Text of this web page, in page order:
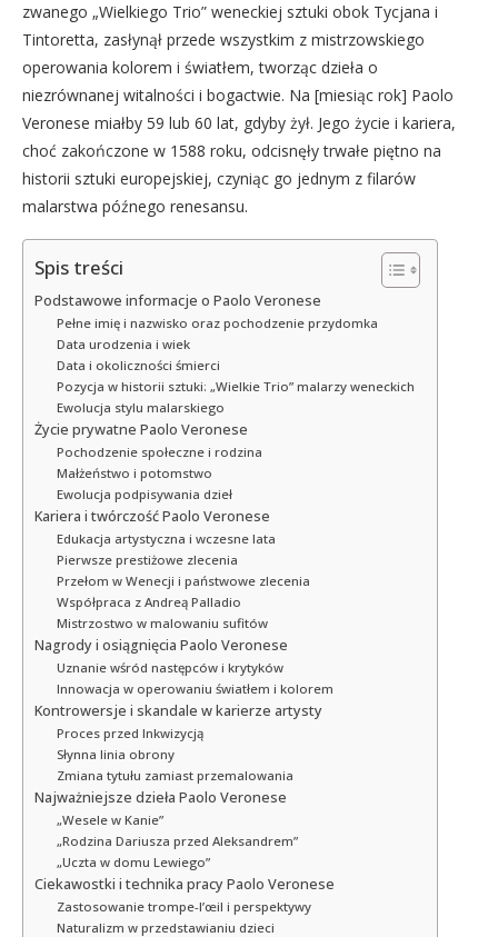
zwanego „Wielkiego Trio” weneckiej sztuki obok Tycjana i
Tintoretta, zasłynął przede wszystkim z mistrzowskiego
operowania kolorem i światłem, tworząc dzieła o
niezrównanej witalności i bogactwie. Na [miesiąc rok] Paolo
Veronese miałby 59 lub 60 lat, gdyby żył. Jego życie i kariera,
choć zakończone w 1588 roku, odcisnęły trwałe piętno na
historii sztuki europejskiej, czyniąc go jednym z filarów
malarstwa późnego renesansu.
Spis treści
Podstawowe informacje o Paolo Veronese
Pełne imię i nazwisko oraz pochodzenie przydomka
Data urodzenia i wiek
Data i okoliczności śmierci
Pozycja w historii sztuki: „Wielkie Trio” malarzy weneckich
Ewolucja stylu malarskiego
Życie prywatne Paolo Veronese
Pochodzenie społeczne i rodzina
Małżeństwo i potomstwo
Ewolucja podpisywania dzieł
Kariera i twórczość Paolo Veronese
Edukacja artystyczna i wczesne lata
Pierwsze prestiżowe zlecenia
Przełom w Wenecji i państwowe zlecenia
Współpraca z Andreą Palladio
Mistrzostwo w malowaniu sufitów
Nagrody i osiągnięcia Paolo Veronese
Uznanie wśród następców i krytyków
Innowacja w operowaniu światłem i kolorem
Kontrowersje i skandale w karierze artysty
Proces przed Inkwizycją
Słynna linia obrony
Zmiana tytułu zamiast przemalowania
Najważniejsze dzieła Paolo Veronese
„Wesele w Kanie”
„Rodzina Dariusza przed Aleksandrem”
„Uczta w domu Lewiego”
Ciekawostki i technika pracy Paolo Veronese
Zastosowanie trompe-l’œil i perspektywy
Naturalizm w przedstawianiu dzieci